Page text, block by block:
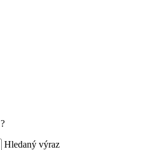
?
Hledaný výraz